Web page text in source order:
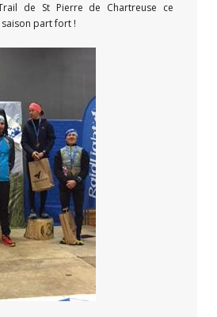
de St Pierre de Chartreuse ce
part fort !